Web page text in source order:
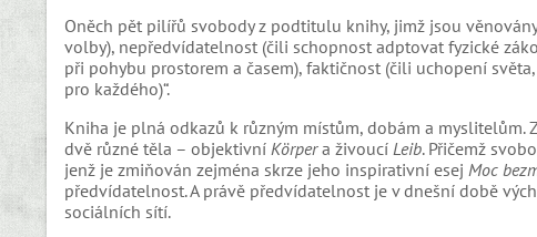
Oněch pět pilířů svobody z podtitulu knihy, jimž jsou
volby), nepředvídatelnost (čili schopnost adptovat fyzické
při pohybu prostorem a časem), faktičnost (čili uchopení
pro každého)“.
Kniha je plná odkazů k různým místům, dobám a
dvě různé těla – objektivní Körpera živoucí Leib. Přičemž
jenž je zmiňován zejména skrze jeho inspirativní esej Moc
předvídatelnost. A právě předvídatelnost je v dnešní době
sociálních sítí.